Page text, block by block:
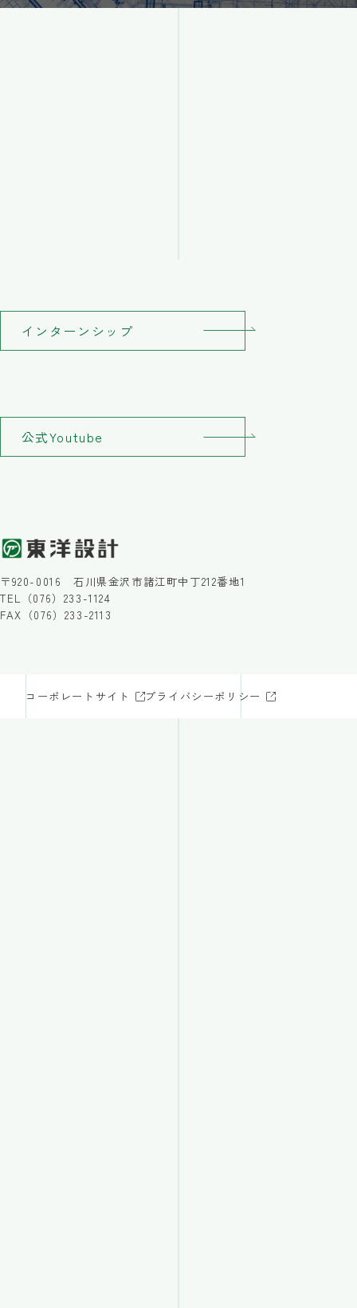
インターンシップ
公式Youtube
〒920-0016 石川県金沢市諸江町中丁212番地1
TEL（076）233-1124
FAX（076）233-2113
コーポレートサイト プライバシーポリシー